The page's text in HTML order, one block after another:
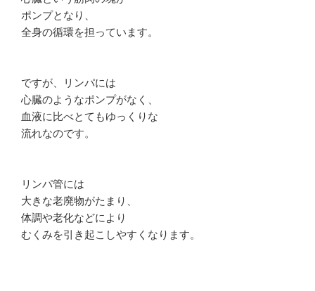
ポンプとなり、
全身の循環を担っています。
ですが、リンパには
心臓のようなポンプがなく、
血液に比べとてもゆっくりな
流れなのです。
リンパ管には
大きな老廃物がたまり、
体調や老化などにより
むくみを引き起こしやすくなります。